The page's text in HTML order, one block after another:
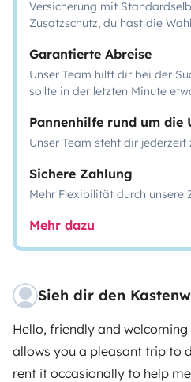
Versicherung mit
Zusatzschutz, du hast die
Garantierte Abreise
Unser Team hilft dir bei der
sollte in der letzten Minute
Pannenhilfe rund um die
Unser Team steht dir jederzeit
Sichere Zahlung
Mehr Flexibilität durch unsere
Mehr dazu
Sieh dir den
Hello, friendly and
allows you a pleasant trip to
rent it occasionally to help